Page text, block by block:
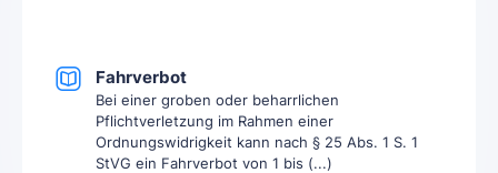
Fahrverbot
Bei einer groben oder beharrlichen
Pflichtverletzung im Rahmen einer
Ordnungswidrigkeit kann nach § 25 Abs. 1 S. 1
StVG ein Fahrverbot von 1 bis (...)